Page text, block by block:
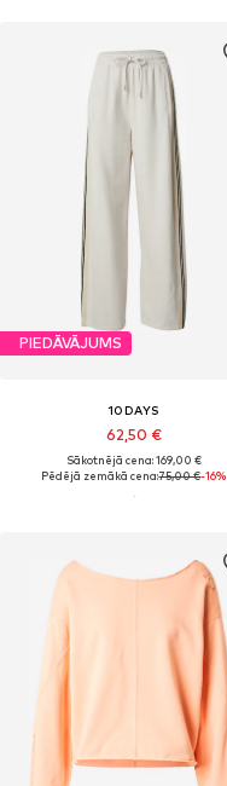
PIEDĀVĀJUMS
10DAYS
62,50 €
Sākotnējā cena: 169,00 €
Pēdējā zemākā cena:75,00 €-16%